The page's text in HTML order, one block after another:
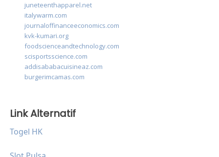
juneteenthapparel.net
italywarm.com
journaloffinanceeconomics.com
kvk-kumari.org
foodscienceandtechnology.com
scisportsscience.com
addisababacuisineaz.com
burgerimcamas.com
Link Alternatif
Togel HK